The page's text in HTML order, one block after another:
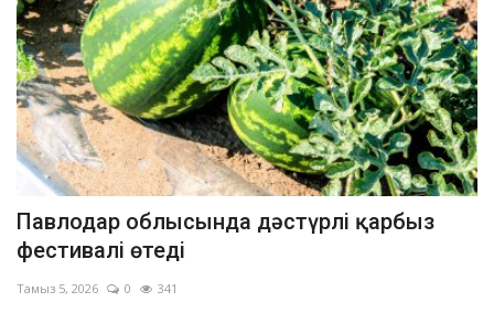
Павлодар облысында дәстүрлі қарбыз
фестивалі өтеді
Тамыз 5, 2026 0 341